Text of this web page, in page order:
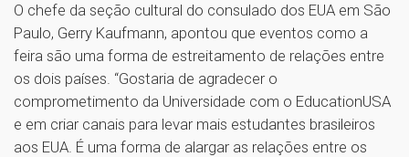
O chefe da seção cultural do consulado dos EUA em São
Paulo, Gerry Kaufmann, apontou que eventos como a
feira são uma forma de estreitamento de relações entre
os dois países. “Gostaria de agradecer o
comprometimento da Universidade com o EducationUSA
e em criar canais para levar mais estudantes brasileiros
aos EUA. É uma forma de alargar as relações entre os